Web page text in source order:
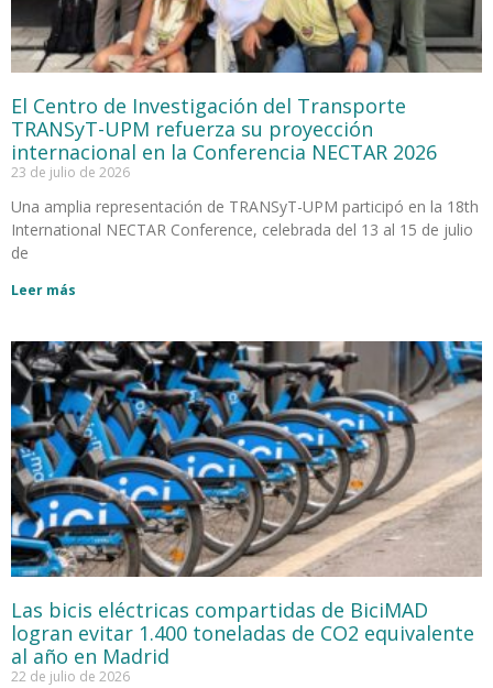
El Centro de Investigación del Transporte
TRANSyT-UPM refuerza su proyección
internacional en la Conferencia NECTAR 2026
23 de julio de 2026
Una amplia representación de TRANSyT-UPM participó en la 18th
International NECTAR Conference, celebrada del 13 al 15 de julio
de
Leer más
Las bicis eléctricas compartidas de BiciMAD
logran evitar 1.400 toneladas de CO2 equivalente
al año en Madrid
22 de julio de 2026